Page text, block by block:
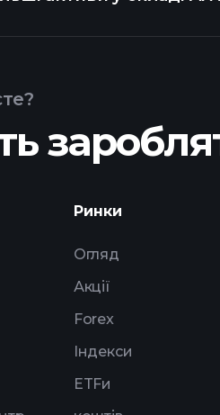
Ринки
Огляд
Акції
Forex
Індекси
ETFи